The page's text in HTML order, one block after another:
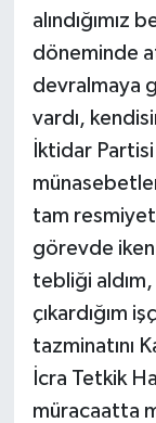
alındığımız
döneminde
devralmaya
vardı,
İktidar
tam
görevde iken
tebliği aldım,
çıkardığım
tazminatını
İcra Tetkik
müracaatta